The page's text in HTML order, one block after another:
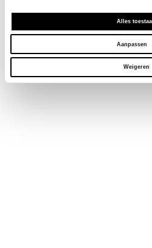
Alles
Aanpassen
Weigeren